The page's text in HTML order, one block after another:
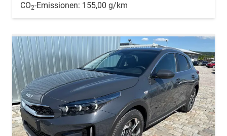
CO2-Emissionen: 155,00 g/km